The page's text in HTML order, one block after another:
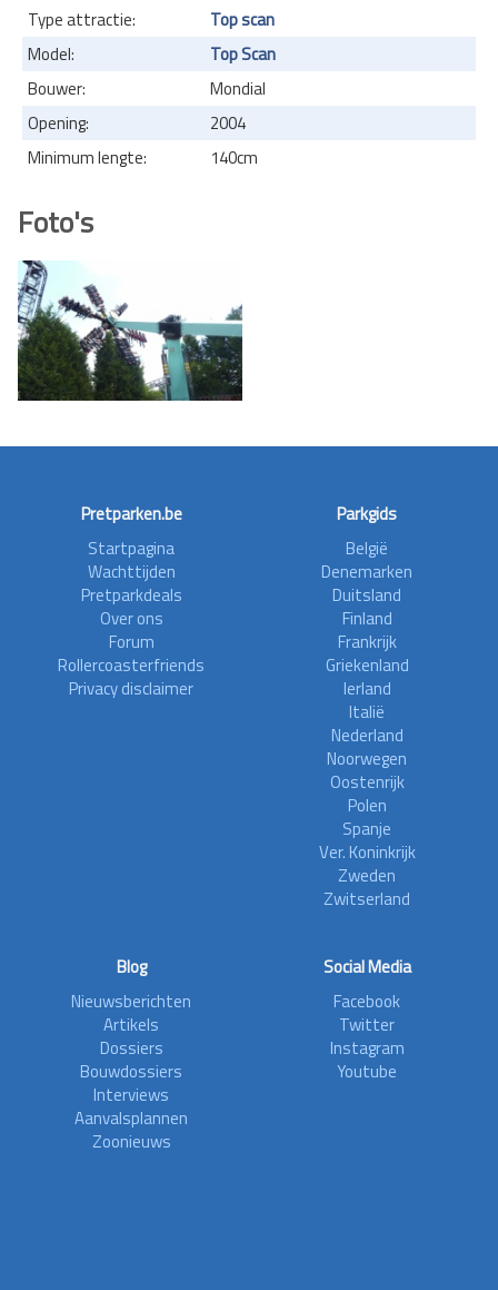
Type attractie:
Top scan
Model:
Top Scan
Bouwer:
Mondial
Opening:
2004
Minimum lengte:
140cm
Foto's
Pretparken.be
Startpagina
Wachttijden
Pretparkdeals
Over ons
Forum
Rollercoasterfriends
Privacy disclaimer
Parkgids
België
Denemarken
Duitsland
Finland
Frankrijk
Griekenland
Ierland
Italië
Nederland
Noorwegen
Oostenrijk
Polen
Spanje
Ver. Koninkrijk
Zweden
Zwitserland
Blog
Nieuwsberichten
Artikels
Dossiers
Bouwdossiers
Interviews
Aanvalsplannen
Zoonieuws
Social Media
Facebook
Twitter
Instagram
Youtube